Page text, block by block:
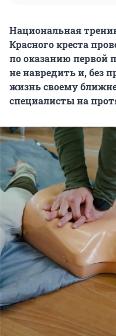
Национальная
Красного креста
по оказанию первой
не навредить и, без
жизнь своему
специалисты на